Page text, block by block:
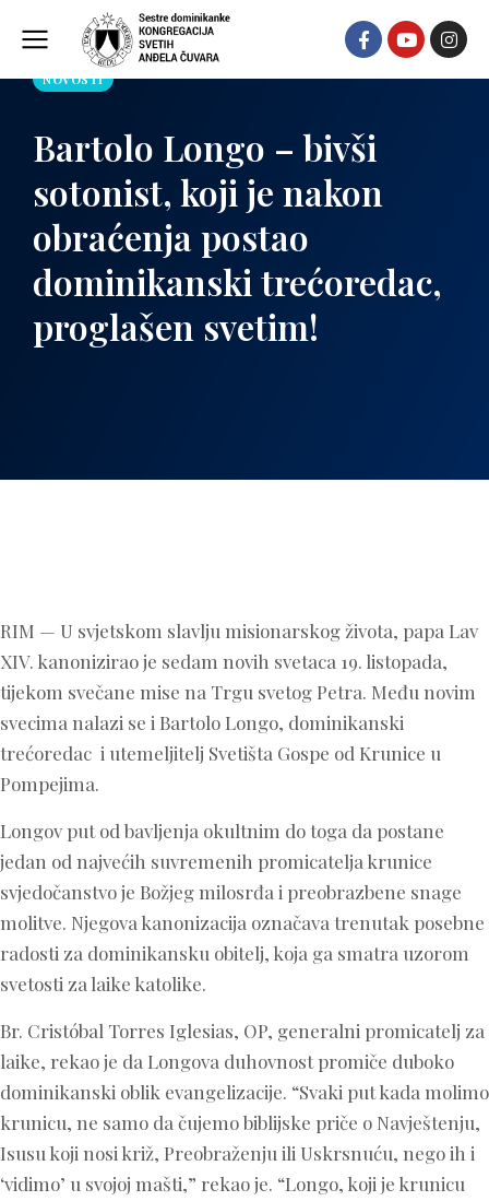
NOVOSTI
Bartolo Longo – bivši
sotonist, koji je nakon
obraćenja postao
dominikanski trećoredac,
proglašen svetim!
RIM — U svjetskom slavlju misionarskog života, papa Lav
XIV. kanonizirao je sedam novih svetaca 19. listopada,
tijekom svečane mise na Trgu svetog Petra. Među novim
svecima nalazi se i Bartolo Longo, dominikanski
trećoredac i utemeljitelj Svetišta Gospe od Krunice u
Pompejima.
Longov put od bavljenja okultnim do toga da postane
jedan od najvećih suvremenih promicatelja krunice
svjedočanstvo je Božjeg milosrđa i preobrazbene snage
molitve. Njegova kanonizacija označava trenutak posebne
radosti za dominikansku obitelj, koja ga smatra uzorom
svetosti za laike katolike.
Br. Cristóbal Torres Iglesias, OP, generalni promicatelj za
laike, rekao je da Longova duhovnost promiče duboko
dominikanski oblik evangelizacije. “Svaki put kada molimo
krunicu, ne samo da čujemo biblijske priče o Navještenju,
Isusu koji nosi križ, Preobraženju ili Uskrsnuću, nego ih i
‘vidimo’ u svojoj mašti,” rekao je. “Longo, koji je krunicu